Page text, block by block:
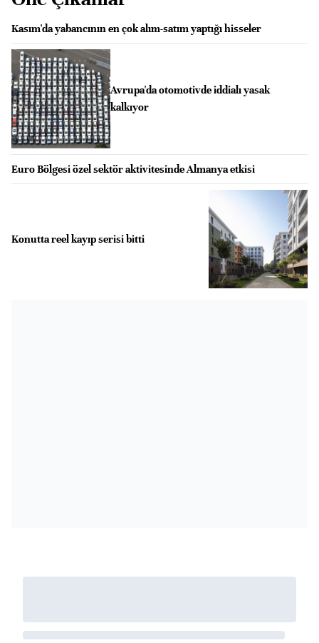
Kasım'da yabancının en çok alım-satım yaptığı hisseler
Avrupa'da otomotivde iddialı yasak
kalkıyor
Euro Bölgesi özel sektör aktivitesinde Almanya etkisi
Konutta reel kayıp serisi bitti